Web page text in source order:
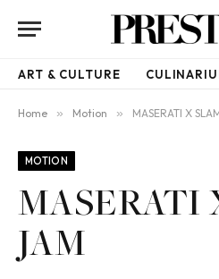
ART & CULTURE
Home » Motion » MASERATI X
MOTION
MASERATI
JAM